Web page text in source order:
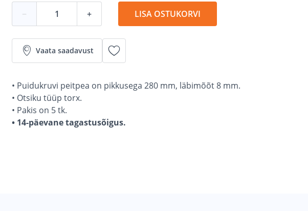
− + LISA OSTUKORVI
Vaata saadavust
• Puidukruvi peitpea on pikkusega 280 mm, läbimõõt 8 mm.
• Otsiku tüüp torx.
• Pakis on 5 tk.
• 14-päevane tagastusõigus.